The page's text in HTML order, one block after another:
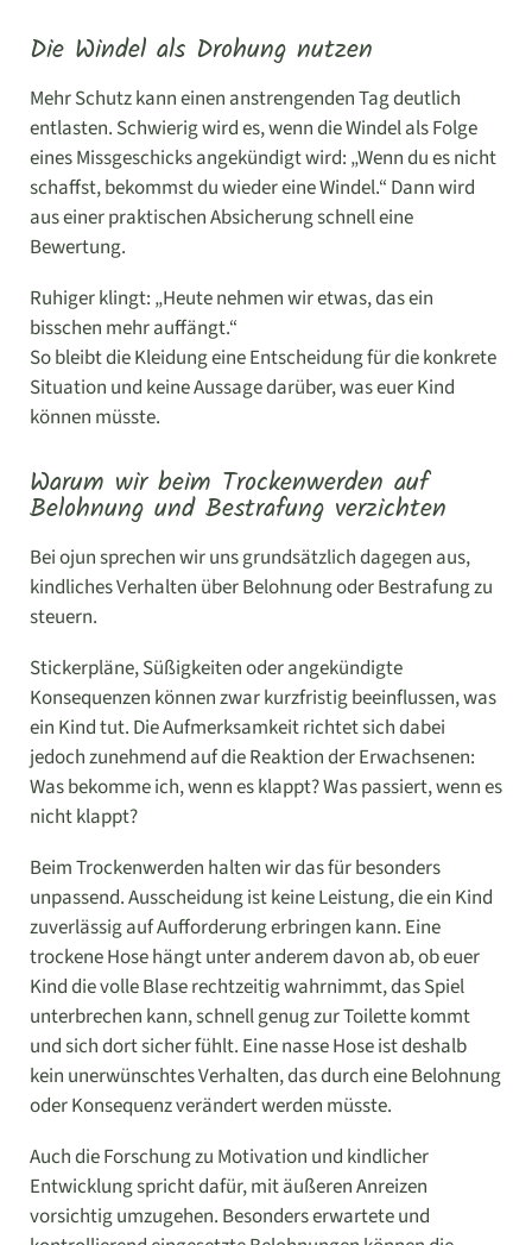
Die Windel als Drohung nutzen
Mehr Schutz kann einen anstrengenden Tag deutlich
entlasten. Schwierig wird es, wenn die Windel als Folge
eines Missgeschicks angekündigt wird: „Wenn du es nicht
schaffst, bekommst du wieder eine Windel.“ Dann wird
aus einer praktischen Absicherung schnell eine
Bewertung.
Ruhiger klingt: „Heute nehmen wir etwas, das ein
bisschen mehr auffängt.“
So bleibt die Kleidung eine Entscheidung für die konkrete
Situation und keine Aussage darüber, was euer Kind
können müsste.
Warum wir beim Trockenwerden auf
Belohnung und Bestrafung verzichten
Bei ojun sprechen wir uns grundsätzlich dagegen aus,
kindliches Verhalten über Belohnung oder Bestrafung zu
steuern.
Stickerpläne, Süßigkeiten oder angekündigte
Konsequenzen können zwar kurzfristig beeinflussen, was
ein Kind tut. Die Aufmerksamkeit richtet sich dabei
jedoch zunehmend auf die Reaktion der Erwachsenen:
Was bekomme ich, wenn es klappt? Was passiert, wenn es
nicht klappt?
Beim Trockenwerden halten wir das für besonders
unpassend. Ausscheidung ist keine Leistung, die ein Kind
zuverlässig auf Aufforderung erbringen kann. Eine
trockene Hose hängt unter anderem davon ab, ob euer
Kind die volle Blase rechtzeitig wahrnimmt, das Spiel
unterbrechen kann, schnell genug zur Toilette kommt
und sich dort sicher fühlt. Eine nasse Hose ist deshalb
kein unerwünschtes Verhalten, das durch eine Belohnung
oder Konsequenz verändert werden müsste.
Auch die Forschung zu Motivation und kindlicher
Entwicklung spricht dafür, mit äußeren Anreizen
vorsichtig umzugehen. Besonders erwartete und